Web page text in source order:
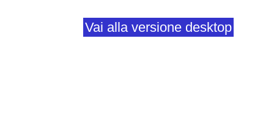
Vai alla versione desktop